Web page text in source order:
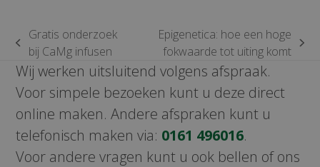
previous
post:
Gratis onderzoek
bij CaMg infusen
post:
Epigenetica: hoe een hoge
fokwaarde tot uiting komt
Wij werken uitsluitend volgens afspraak.
Voor simpele bezoeken kunt u deze direct
online maken. Andere afspraken kunt u
telefonisch maken via: 0161 496016.
Voor andere vragen kunt u ook bellen of ons